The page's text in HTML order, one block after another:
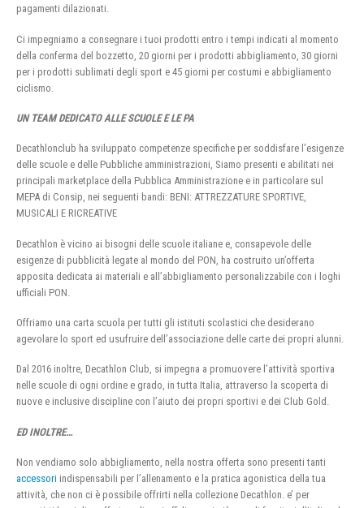
pagamenti dilazionati.
Ci impegniamo a consegnare i tuoi prodotti entro i tempi indicati al momento
della conferma del bozzetto, 20 giorni per i prodotti abbigliamento, 30 giorni
per i prodotti sublimati degli sport e 45 giorni per costumi e abbigliamento
ciclismo.
UN TEAM DEDICATO ALLE SCUOLE E LE PA
Decathlonclub ha sviluppato competenze specifiche per soddisfare l’esigenze
delle scuole e delle Pubbliche amministrazioni, Siamo presenti e abilitati nei
principali marketplace della Pubblica Amministrazione e in particolare sul
MEPA di Consip, nei seguenti bandi: BENI: ATTREZZATURE SPORTIVE,
MUSICALI E RICREATIVE
Decathlon è vicino ai bisogni delle scuole italiane e, consapevole delle
esigenze di pubblicità legate al mondo del PON, ha costruito un’offerta
apposita dedicata ai materiali e all’abbigliamento personalizzabile con i loghi
ufficiali PON.
Offriamo una carta scuola per tutti gli istituti scolastici che desiderano
agevolare lo sport ed usufruire dell’associazione delle carte dei propri alunni.
Dal 2016 inoltre, Decathlon Club, si impegna a promuovere l’attività sportiva
nelle scuole di ogni ordine e grado, in tutta Italia, attraverso la scoperta di
nuove e inclusive discipline con l’aiuto dei propri sportivi e dei Club Gold.
ED INOLTRE…
Non vendiamo solo abbigliamento, nella nostra offerta sono presenti tanti
accessori indispensabili per l’allenamento e la pratica agonistica della tua
attività, che non ci è possibile offrirti nella collezione Decathlon. e’ per